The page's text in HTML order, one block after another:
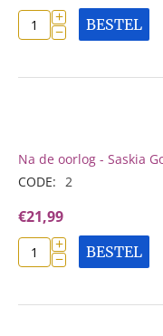
+
− BESTEL
Na de oorlog - Saskia
CODE: 2
€21,99
+
− BESTEL